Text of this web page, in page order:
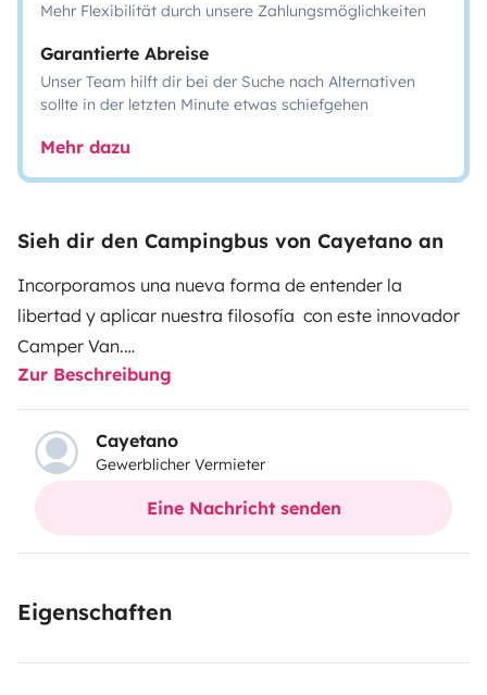
Mehr Flexibilität durch unsere Zahlungsmöglichkeiten
Garantierte Abreise
Unser Team hilft dir bei der Suche nach Alternativen
sollte in der letzten Minute etwas schiefgehen
Mehr dazu
Sieh dir den Campingbus von Cayetano an
Incorporamos una nueva forma de entender la
libertad y aplicar nuestra filosofía con este innovador
Camper Van.
Un espacio compacto donde los detalles y el
aprovechamiento del espacio la hacen funcional y
cómoda.
Una elección que cubre todas las necesidades con
soluciones, tanto en el trayecto como el
grata experiencia. Viaje sin límites.
Zur Beschreibung
Cayetano
Gewerblicher Vermieter
Eine Nachricht senden
Eigenschaften